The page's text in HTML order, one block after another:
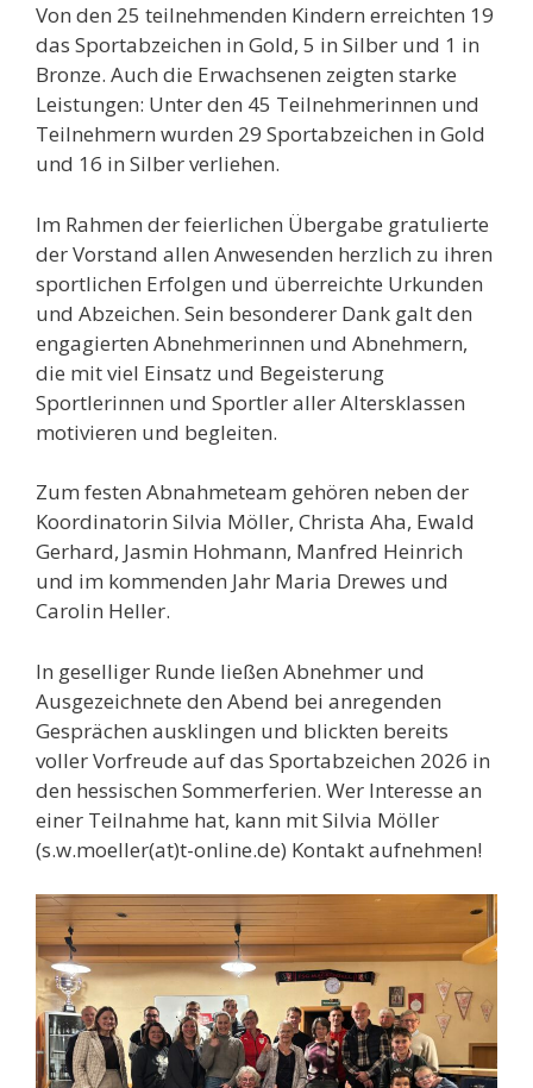
Von den 25 teilnehmenden Kindern erreichten 19
das Sportabzeichen in Gold, 5 in Silber und 1 in
Bronze. Auch die Erwachsenen zeigten starke
Leistungen: Unter den 45 Teilnehmerinnen und
Teilnehmern wurden 29 Sportabzeichen in Gold
und 16 in Silber verliehen.
Im Rahmen der feierlichen Übergabe gratulierte
der Vorstand allen Anwesenden herzlich zu ihren
sportlichen Erfolgen und überreichte Urkunden
und Abzeichen. Sein besonderer Dank galt den
engagierten Abnehmerinnen und Abnehmern,
die mit viel Einsatz und Begeisterung
Sportlerinnen und Sportler aller Altersklassen
motivieren und begleiten.
Zum festen Abnahmeteam gehören neben der
Koordinatorin Silvia Möller, Christa Aha, Ewald
Gerhard, Jasmin Hohmann, Manfred Heinrich
und im kommenden Jahr Maria Drewes und
Carolin Heller.
In geselliger Runde ließen Abnehmer und
Ausgezeichnete den Abend bei anregenden
Gesprächen ausklingen und blickten bereits
voller Vorfreude auf das Sportabzeichen 2026 in
den hessischen Sommerferien. Wer Interesse an
einer Teilnahme hat, kann mit Silvia Möller
(s.w.moeller(at)t-online.de) Kontakt aufnehmen!